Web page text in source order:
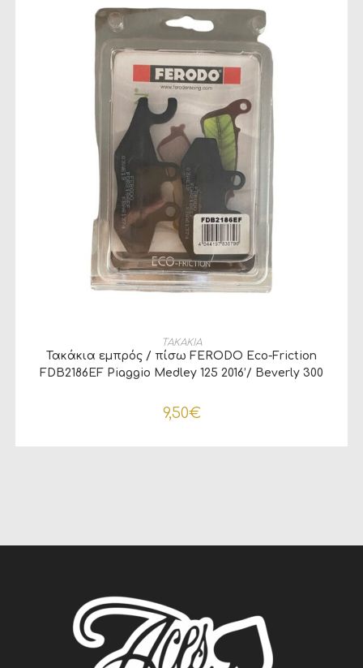
ΠΡΟΣΘΉΚΗ ΣΤΟ ΚΑΛΆΘΙ
ΤΑΚΑΚΙΑ
Τακάκια εμπρός / πίσω FERODO Eco-Friction
FDB2186EF Piaggio Medley 125 2016’/ Beverly 300
9,50€